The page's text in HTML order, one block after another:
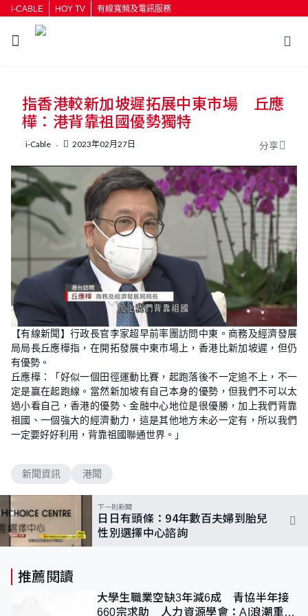
i-CABLE HOY TV 有線寬頻及電訊服務
按輸入鍵開始搜尋
指香港較新加坡遲拓展中東市場 丘應
樺：港背靠祖國優勢獨特
i-Cable 2023年02月27日 分享
【有線新聞】行政長官李家超早前率團訪問中東。商務及經濟發展
局局長丘應樺指，在開拓發展中東市場上，香港比新加坡遲，但仍
有優勢。
丘應樺：「好似一個田徑運動比賽，起跑落後不一定追不上，不一
定是贏在起跑線。當然新加坡有自己本身的優勢，但我們不可以太
過小看自己，香港的優勢、金融中心地位是很優勝，加上我們背靠
祖國、一個強大的經濟動力，這是其他地方未必一定有，所以我們
一定要好好利用，背靠祖國聯通世界。」
新聞資訊 港聞
下一則新聞
日日有頭條：94年數百夫婦到胎兒
性別選擇中心諮詢
推薦閱讀
大學生職業空缺3年減6成 青協半年接
660宗求助 人力資源學會：AI浪潮重整